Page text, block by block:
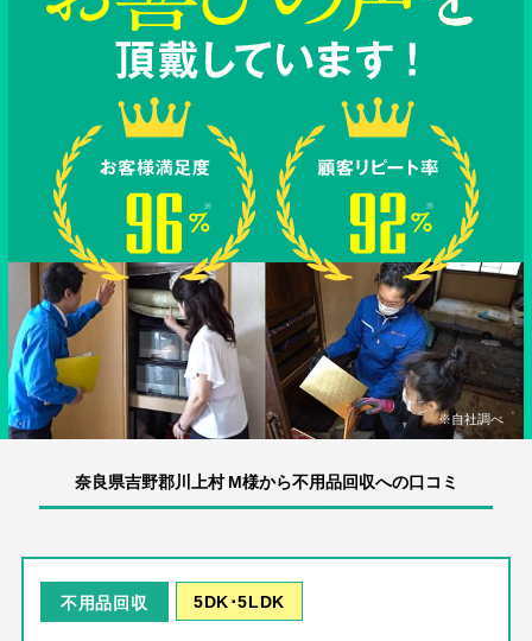
※自社調べ
奈良県吉野郡川上村 M様から不用品回収への口コミ
不用品回収 5DK･5LDK